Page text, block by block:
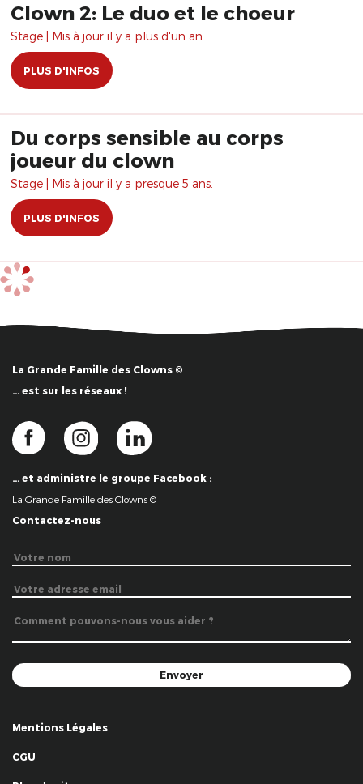
Clown 2: Le duo et le choeur
Stage | Mis à jour il y a plus d'un an.
PLUS D'INFOS
Du corps sensible au corps
joueur du clown
Stage | Mis à jour il y a presque 5 ans.
PLUS D'INFOS
La Grande Famille des Clowns ©
… est sur les réseaux !
… et administre le groupe Facebook :
La Grande Famille des Clowns ©
Contactez-nous
Mentions Légales
CGU